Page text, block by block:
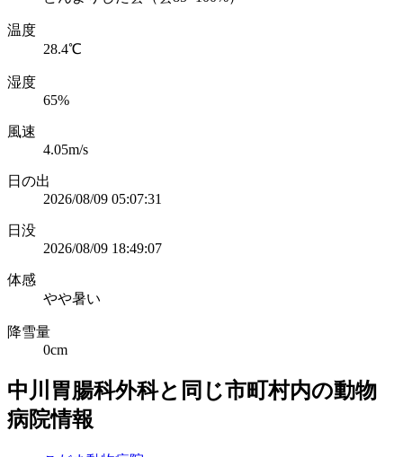
温度
28.4℃
湿度
65%
風速
4.05m/s
日の出
2026/08/09 05:07:31
日没
2026/08/09 18:49:07
体感
やや暑い
降雪量
0cm
中川胃腸科外科と同じ市町村内の動物
病院情報